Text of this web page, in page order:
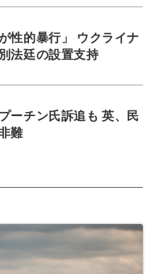
性的暴行」 ウクライナ
法廷の設置支持
ーチン氏訴追も 英、民
難